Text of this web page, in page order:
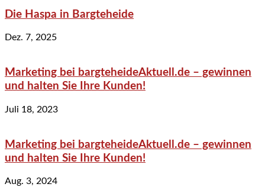
Die Haspa in Bargteheide
Dez. 7, 2025
Marketing bei bargteheideAktuell.de – gewinnen
und halten Sie Ihre Kunden!
Juli 18, 2023
Marketing bei bargteheideAktuell.de – gewinnen
und halten Sie Ihre Kunden!
Aug. 3, 2024